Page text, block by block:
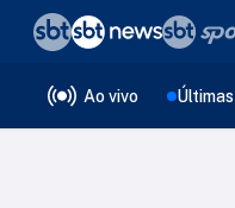
Ao vivo Últimas
❮voltar
Editorias